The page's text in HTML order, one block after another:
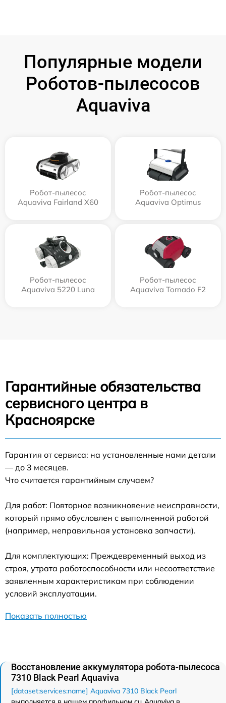
Популярные модели
Роботов-пылесосов
Aquaviva
Робот-пылесос
Aquaviva Fairland X60
Робот-пылесос
Aquaviva Optimus
Робот-пылесос
Aquaviva 5220 Luna
Робот-пылесос
Aquaviva Tornado F2
Гарантийные обязательства
сервисного центра в
Красноярске
Гарантия от сервиса: на установленные нами детали
— до 3 месяцев.
Что считается гарантийным случаем?
Для работ: Повторное возникновение неисправности,
который прямо обусловлен с выполненной работой
(например, неправильная установка запчасти).
Для комплектующих: Преждевременный выход из
строя, утрата работоспособности или несоответствие
заявленным характеристикам при соблюдении
условий эксплуатации.
Показать полностью
Восстановление аккумулятора робота-пылесоса
7310 Black Pearl Aquaviva
[dataset:services:name] Aquaviva 7310 Black Pearl